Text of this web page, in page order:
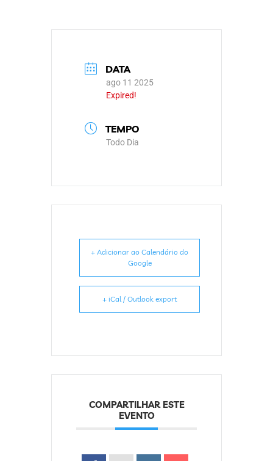
DATA
ago 11 2025
Expired!
TEMPO
Todo Dia
+ Adicionar ao Calendário do
Google
+ iCal / Outlook export
COMPARTILHAR ESTE
EVENTO